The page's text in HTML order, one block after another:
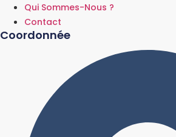
Qui Sommes-Nous ?
Contact
Coordonnée